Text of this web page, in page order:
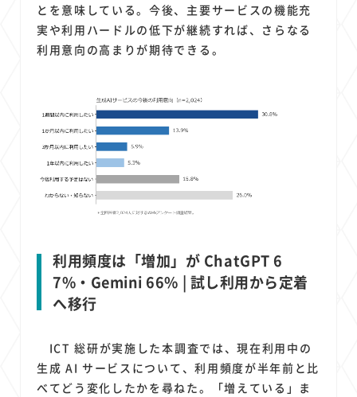
とを意味している。今後、主要サービスの機能充
実や利用ハードルの低下が継続すれば、さらなる
利用意向の高まりが期待できる。
利用頻度は「増加」が ChatGPT 6
7%・Gemini 66% | 試し利用から定着
へ移行
ICT 総研が実施した本調査では、現在利用中の
生成 AI サービスについて、利用頻度が半年前と比
べてどう変化したかを尋ねた。「増えている」ま